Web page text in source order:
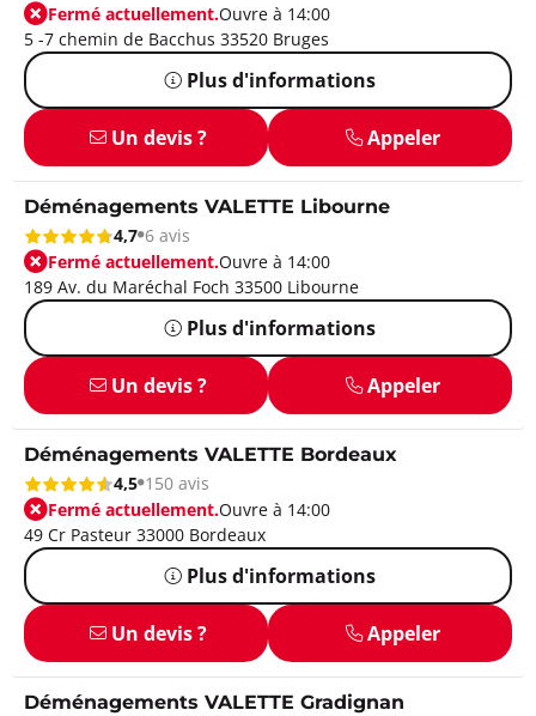
Fermé actuellement.Ouvre à 14:00
5 -7 chemin de Bacchus 33520 Bruges
Plus d'informations
Un devis ? Appeler
Déménagements VALETTE Libourne
4,7 6 avis
Fermé actuellement.Ouvre à 14:00
189 Av. du Maréchal Foch 33500 Libourne
Plus d'informations
Un devis ? Appeler
Déménagements VALETTE Bordeaux
4,5 150 avis
Fermé actuellement.Ouvre à 14:00
49 Cr Pasteur 33000 Bordeaux
Plus d'informations
Un devis ? Appeler
Déménagements VALETTE Gradignan